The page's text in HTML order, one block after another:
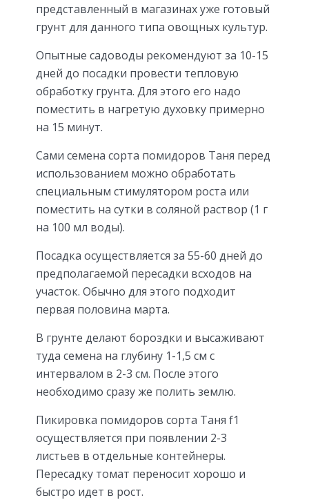
представленный в магазинах уже готовый
грунт для данного типа овощных культур.
Опытные садоводы рекомендуют за 10-15
дней до посадки провести тепловую
обработку грунта. Для этого его надо
поместить в нагретую духовку примерно
на 15 минут.
Сами семена сорта помидоров Таня перед
использованием можно обработать
специальным стимулятором роста или
поместить на сутки в соляной раствор (1 г
на 100 мл воды).
Посадка осуществляется за 55-60 дней до
предполагаемой пересадки всходов на
участок. Обычно для этого подходит
первая половина марта.
В грунте делают бороздки и высаживают
туда семена на глубину 1-1,5 см с
интервалом в 2-3 см. После этого
необходимо сразу же полить землю.
Пикировка помидоров сорта Таня f1
осуществляется при появлении 2-3
листьев в отдельные контейнеры.
Пересадку томат переносит хорошо и
быстро идет в рост.